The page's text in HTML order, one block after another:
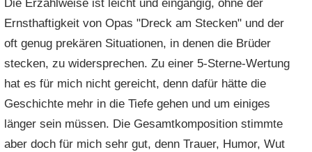
Die Erzählweise ist leicht und eingängig, ohne der
Ernsthaftigkeit von Opas "Dreck am Stecken" und der
oft genug prekären Situationen, in denen die Brüder
stecken, zu widersprechen. Zu einer 5-Sterne-Wertung
hat es für mich nicht gereicht, denn dafür hätte die
Geschichte mehr in die Tiefe gehen und um einiges
länger sein müssen. Die Gesamtkomposition stimmte
aber doch für mich sehr gut, denn Trauer, Humor, Wut